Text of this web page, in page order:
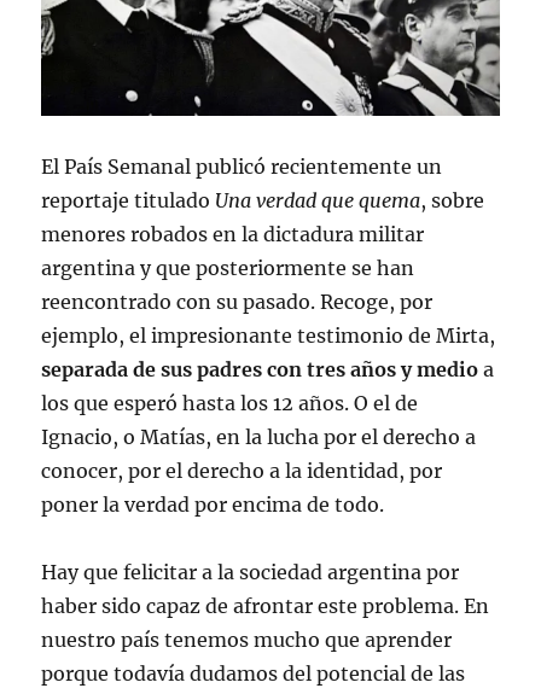
El País Semanal publicó recientemente un
reportaje titulado Una verdad que quema, sobre
menores robados en la dictadura militar
argentina y que posteriormente se han
reencontrado con su pasado. Recoge, por
ejemplo, el impresionante testimonio de Mirta,
separada de sus padres con tres años y medio a
los que esperó hasta los 12 años. O el de
Ignacio, o Matías, en la lucha por el derecho a
conocer, por el derecho a la identidad, por
poner la verdad por encima de todo.
Hay que felicitar a la sociedad argentina por
haber sido capaz de afrontar este problema. En
nuestro país tenemos mucho que aprender
porque todavía dudamos del potencial de las